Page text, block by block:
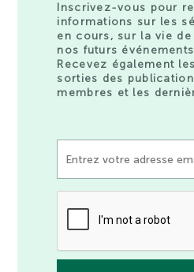
Inscrivez-vous pour
informations sur les
en cours, sur la vie de
nos futurs
Recevez également
sorties des
membres et les